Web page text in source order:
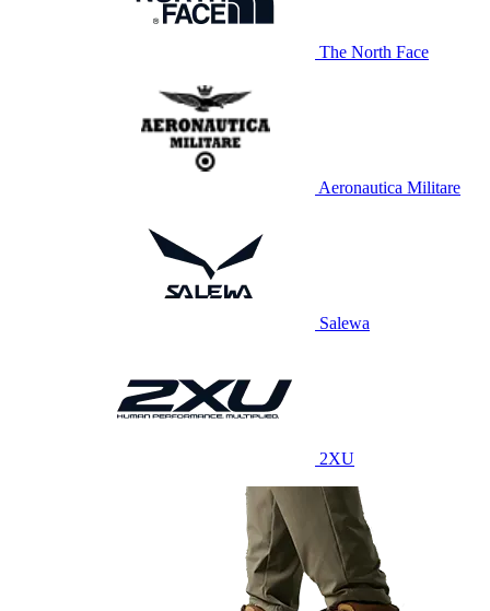
The North Face
Aeronautica Militare
Salewa
2XU